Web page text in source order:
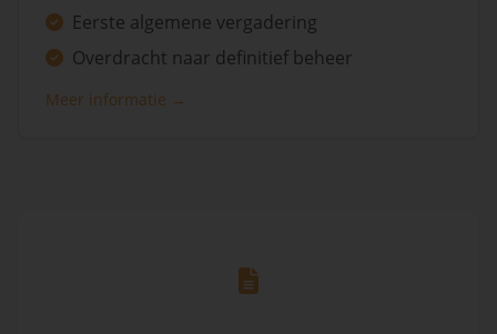
Eerste algemene vergadering
Overdracht naar definitief beheer
Meer informatie →